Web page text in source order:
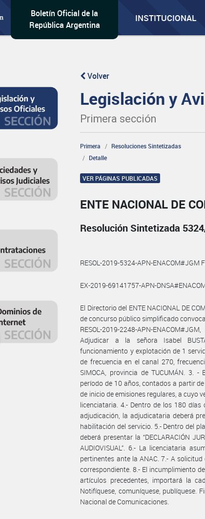
Boletín Oficial de la
República Argentina
INSTITUCIONAL
Volver
Legislación y
Primera sección
Primera
Resoluciones Sintetizadas
Detalle
VER PÁGINAS PUBLICADAS
ENTE NACIONAL DE
Resolución Sintetizada
RESOL-2019-5324-APN-ENACOM#JGM
EX-2019-69141757-APN-
El Directorio del ENTE NACIONAL DE
de concurso público simplificado
RESOL-2019-2248-APN-
Adjudicar a la señora Isabel
funcionamiento y explotación de 1
de frecuencia en el canal 270,
SIMOCA, provincia de TUCUMÁN. 3.
período de 10 años, contados a partir
de inicio de emisiones regulares, a cuyo
licenciataria. 4.- Dentro de los 180
adjudicación, la adjudicataria deberá
habilitación del servicio. 5.- Dentro del
deberá presentar la “DECLARACIÓN
AUDIOVISUAL”. 6.- La licenciataria
pertinentes ante la ANAC. 7.- A
correspondiente. 8.- El incumplimiento
artículos precedentes, importará la
Notifíquese, comuníquese, publíquese.
Nacional de Comunicaciones.